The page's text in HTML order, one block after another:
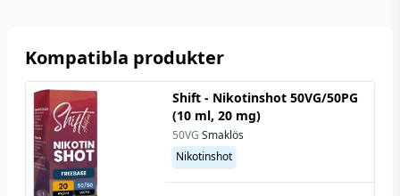
Kompatibla produkter
Shift - Nikotinshot 50VG/50PG
(10 ml, 20 mg)
50VG Smaklös
Nikotinshot